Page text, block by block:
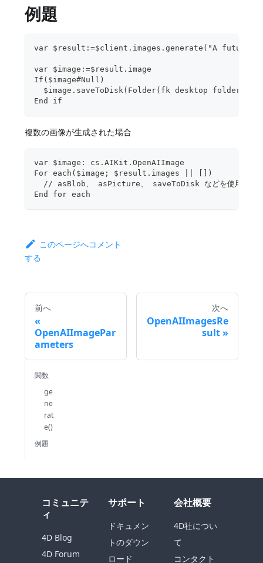
例題
var $result:=$client.images.generate("A
var $image:=$result.image
If($image#Null)
$image.saveToDisk(Folder(fk desktop
End if
複数の画像が生成された場合
var $image: cs.AIKit.OpenAIImage
For each($image; $result.images || [])
  // asBlob、 asPicture、 saveToDisk などを使用
End for each
このページへコメント
する
前へ
OpenAIImagePar
ameters
次へ
OpenAIImagesRe
sult
関数
ge
ne
rat
e()
例題
コミュニテ
ィ
4D Blog
4D Forum
サポート
ドキュメン
トのダウン
ロード
会社概要
4D社につい
て
コンタクト